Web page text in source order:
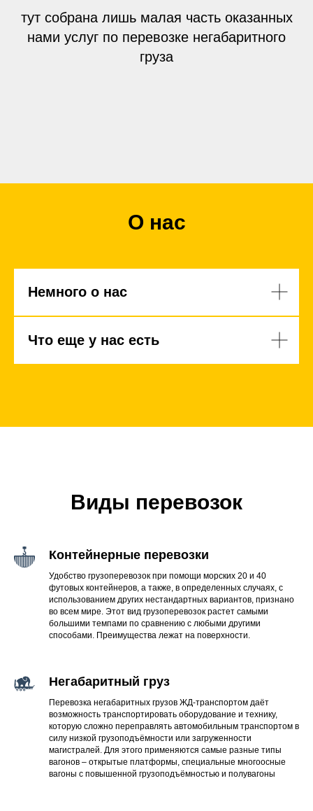
тут собрана лишь малая часть оказанных
нами услуг по перевозке негабаритного
груза
О нас
Немного о нас
Что еще у нас есть
Виды перевозок
Контейнерные перевозки
Удобство грузоперевозок при помощи морских 20 и 40
футовых контейнеров, а также, в определенных случаях, с
использованием других нестандартных вариантов, признано
во всем мире. Этот вид грузоперевозок растет самыми
большими темпами по сравнению с любыми другими
способами. Преимущества лежат на поверхности.
Негабаритный груз
Перевозка негабаритных грузов ЖД-транспортом даёт
возможность транспортировать оборудование и технику,
которую сложно переправлять автомобильным транспортом в
силу низкой грузоподъёмности или загруженности
магистралей. Для этого применяются самые разные типы
вагонов – открытые платформы, специальные многоосные
вагоны с повышенной грузоподъёмностью и полувагоны